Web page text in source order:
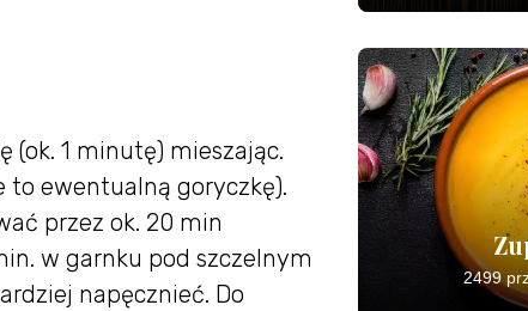
(ok. 1 minutę) mieszając.
to ewentualną goryczkę).
przez ok. 20 min
w garnku pod szczelnym
napęcznieć. Do
2499